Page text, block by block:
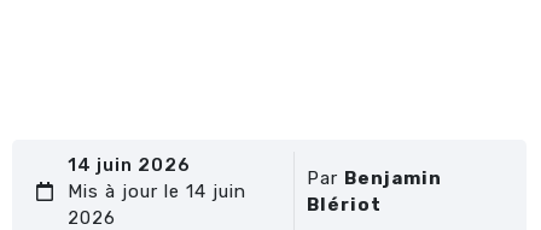
14 juin 2026
Mis à jour le 14 juin
2026
Par Benjamin
Blériot